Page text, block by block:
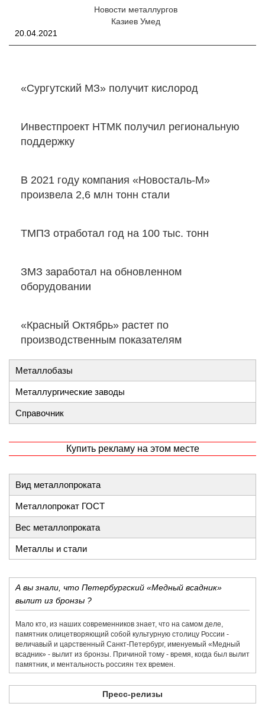
Новости металлургов
Казиев Умед
20.04.2021
«Сургутский МЗ» получит кислород
Инвестпроект НТМК получил региональную
поддержку
В 2021 году компания «Новосталь-М»
произвела 2,6 млн тонн стали
ТМПЗ отработал год на 100 тыс. тонн
ЗМЗ заработал на обновленном
оборудовании
«Красный Октябрь» растет по
производственным показателям
Металлобазы
Металлургические заводы
Справочник
Купить рекламу на этом месте
Вид металлопроката
Металлопрокат ГОСТ
Вес металлопроката
Металлы и стали
А вы знали, что Петербургский «Медный всадник»
вылит из бронзы ?
Мало кто, из наших современников знает, что на самом деле,
памятник олицетворяющий собой культурную столицу России -
величавый и царственный Санкт-Петербург, именуемый «Медный
всадник» - вылит из бронзы. Причиной тому - время, когда был вылит
памятник, и ментальность россиян тех времен.
Пресс-релизы